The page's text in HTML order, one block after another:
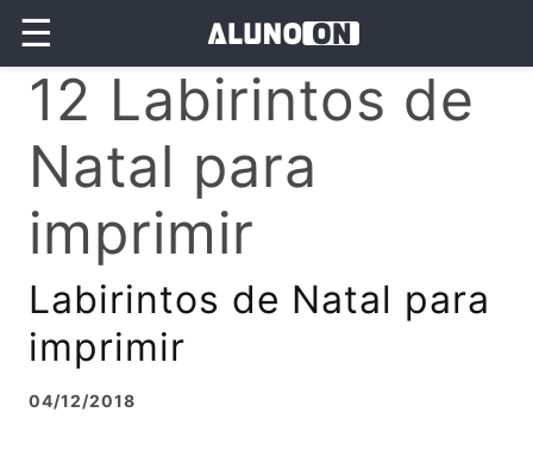
☰
12 Labirintos de
Natal para
imprimir
Labirintos de Natal para
imprimir
04/12/2018